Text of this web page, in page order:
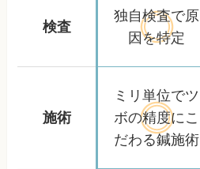
検査
独自検査で原
因を特定
施術
ミリ単位でツ
ボの精度にこ
だわる鍼施術